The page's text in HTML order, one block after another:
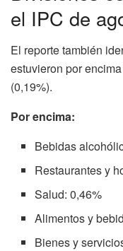
el IPC de
El reporte también
estuvieron por
(0,19%).
Por encima:
Bebidas
Restaurantes y
Salud: 0,46%
Alimentos y
Bienes y